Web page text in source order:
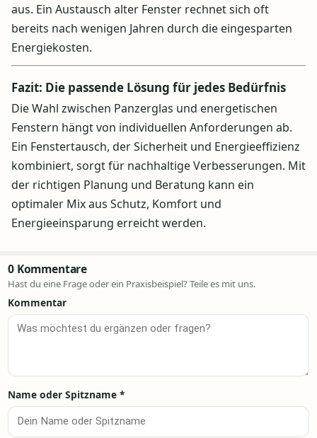
aus. Ein Austausch alter Fenster rechnet sich oft
bereits nach wenigen Jahren durch die eingesparten
Energiekosten.
Fazit: Die passende Lösung für jedes Bedürfnis
Die Wahl zwischen Panzerglas und energetischen
Fenstern hängt von individuellen Anforderungen ab.
Ein Fenstertausch, der Sicherheit und Energieeffizienz
kombiniert, sorgt für nachhaltige Verbesserungen. Mit
der richtigen Planung und Beratung kann ein
optimaler Mix aus Schutz, Komfort und
Energieeinsparung erreicht werden.
0 Kommentare
Hast du eine Frage oder ein Praxisbeispiel? Teile es mit uns.
Kommentar
Name oder Spitzname *